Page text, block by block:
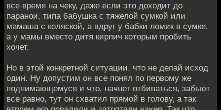
все время на чеку, даже если это доходит до
паранои, типа бабушка с тяжелой сумкой или
мамаша с коляской, а вдруг у бабки ломик в сумке,
а у мамы вместо дитя кирпич которым пробить
хочет.
Но в этой конкретной ситуации, что не делай исход
один. Ну допустим он все понял по первому же
поднимающемуся и что, начнет отбиваться, забьют
все равно, тут он схватил прямой в голову, а так